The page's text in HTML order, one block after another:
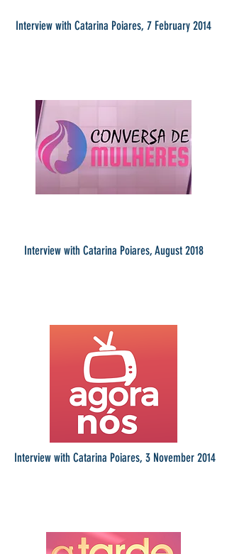
Interview with Catarina Poiares, 7 February 2014
Interview with Catarina Poiares, August 2018
Interview with Catarina Poiares, 3 November 2014